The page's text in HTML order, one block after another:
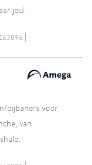
jou!
bijbaners voor
van